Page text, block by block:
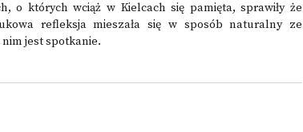
o których wciąż w Kielcach się pamięta, sprawiły że
refleksja mieszała się w sposób naturalny ze
jest spotkanie.